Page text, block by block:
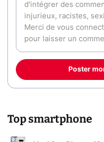
Poster
Top smartphone